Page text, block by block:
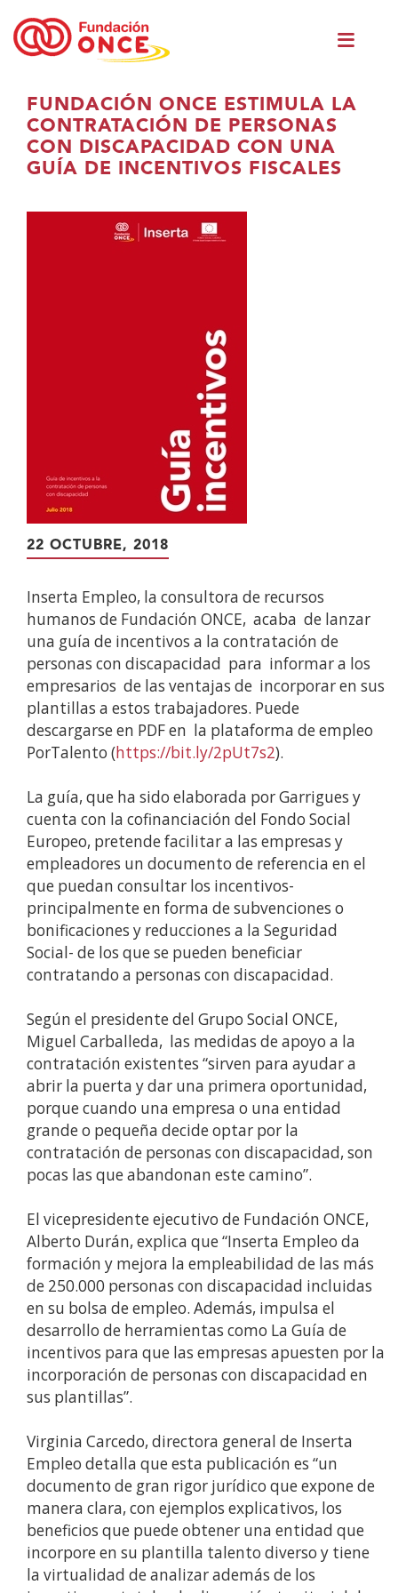
contingut
principal
FUNDACIÓN ONCE ESTIMULA LA
CONTRATACIÓN DE PERSONAS
CON DISCAPACIDAD CON UNA
GUÍA DE INCENTIVOS FISCALES
22 OCTUBRE, 2018
Inserta Empleo, la consultora de recursos
humanos de Fundación ONCE, acaba de lanzar
una guía de incentivos a la contratación de
personas con discapacidad para informar a los
empresarios de las ventajas de incorporar en sus
plantillas a estos trabajadores. Puede
descargarse en PDF en la plataforma de empleo
PorTalento (https://bit.ly/2pUt7s2).
La guía, que ha sido elaborada por Garrigues y
cuenta con la cofinanciación del Fondo Social
Europeo, pretende facilitar a las empresas y
empleadores un documento de referencia en el
que puedan consultar los incentivos-
principalmente en forma de subvenciones o
bonificaciones y reducciones a la Seguridad
Social- de los que se pueden beneficiar
contratando a personas con discapacidad.
Según el presidente del Grupo Social ONCE,
Miguel Carballeda, las medidas de apoyo a la
contratación existentes “sirven para ayudar a
abrir la puerta y dar una primera oportunidad,
porque cuando una empresa o una entidad
grande o pequeña decide optar por la
contratación de personas con discapacidad, son
pocas las que abandonan este camino”.
El vicepresidente ejecutivo de Fundación ONCE,
Alberto Durán, explica que “Inserta Empleo da
formación y mejora la empleabilidad de las más
de 250.000 personas con discapacidad incluidas
en su bolsa de empleo. Además, impulsa el
desarrollo de herramientas como La Guía de
incentivos para que las empresas apuesten por la
incorporación de personas con discapacidad en
sus plantillas”.
Virginia Carcedo, directora general de Inserta
Empleo detalla que esta publicación es “un
documento de gran rigor jurídico que expone de
manera clara, con ejemplos explicativos, los
beneficios que puede obtener una entidad que
incorpore en su plantilla talento diverso y tiene
la virtualidad de analizar además de los